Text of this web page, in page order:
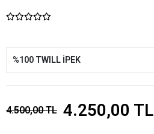
%100 TWILL İPEK
4.500,00 TL 4.250,00 TL